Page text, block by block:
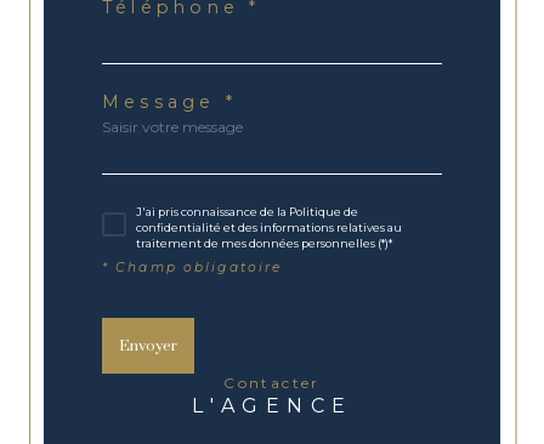
Téléphone *
Message *
J'ai pris connaissance de la Politique de
confidentialité et des informations relatives au
traitement de mes données personnelles (*)*
* Champ obligatoire
Envoyer
contacter
L'AGENCE